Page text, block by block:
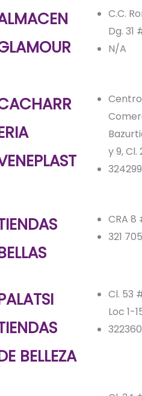
C.C.
Dg. 31
N/A
Centro
y 9, Cl.
CRA 8
321
BELLEZA
Cl. 53
Loc 1-